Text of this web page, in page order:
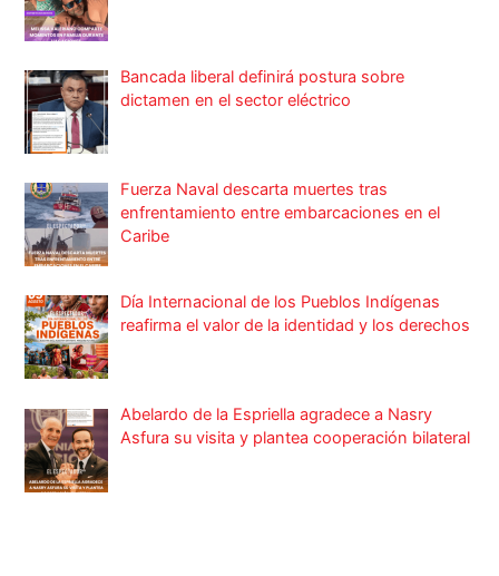
Bancada liberal definirá postura sobre
dictamen en el sector eléctrico
Fuerza Naval descarta muertes tras
enfrentamiento entre embarcaciones en el
Caribe
Día Internacional de los Pueblos Indígenas
reafirma el valor de la identidad y los derechos
Abelardo de la Espriella agradece a Nasry
Asfura su visita y plantea cooperación bilateral